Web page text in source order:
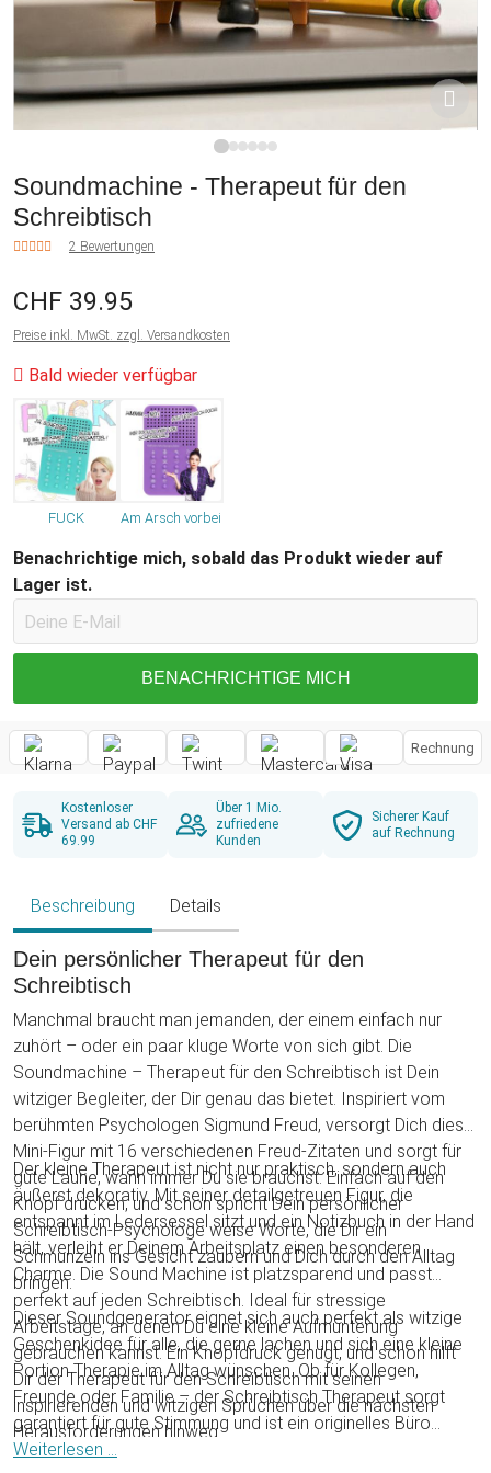
Soundmachine - Therapeut für den
Schreibtisch
2 Bewertungen
CHF 39.95
Preise inkl. MwSt. zzgl. Versandkosten
Bald wieder verfügbar
FUCK Am Arsch vorbei
Benachrichtige mich, sobald das Produkt wieder auf
Lager ist.
BENACHRICHTIGE MICH
Rechnung
Kostenloser
Versand ab CHF
69.99
Über 1 Mio.
zufriedene
Kunden
Sicherer Kauf
auf Rechnung
Beschreibung Details
Dein persönlicher Therapeut für den
Schreibtisch
Manchmal braucht man jemanden, der einem einfach nur
zuhört – oder ein paar kluge Worte von sich gibt. Die
Soundmachine – Therapeut für den Schreibtisch ist Dein
witziger Begleiter, der Dir genau das bietet. Inspiriert vom
berühmten Psychologen Sigmund Freud, versorgt Dich diese
Mini-Figur mit 16 verschiedenen Freud-Zitaten und sorgt für
gute Laune, wann immer Du sie brauchst. Einfach auf den
Knopf drücken, und schon spricht Dein persönlicher
Schreibtisch-Psychologe weise Worte, die Dir ein
Schmunzeln ins Gesicht zaubern und Dich durch den Alltag
bringen.
Der kleine Therapeut ist nicht nur praktisch, sondern auch
äußerst dekorativ. Mit seiner detailgetreuen Figur, die
entspannt im Ledersessel sitzt und ein Notizbuch in der Hand
hält, verleiht er Deinem Arbeitsplatz einen besonderen
Charme. Die Sound Machine ist platzsparend und passt
perfekt auf jeden Schreibtisch. Ideal für stressige
Arbeitstage, an denen Du eine kleine Aufmunterung
gebrauchen kannst. Ein Knopfdruck genügt, und schon hilft
Dir der Therapeut für den Schreibtisch mit seinen
inspirierenden und witzigen Sprüchen über die nächsten
Herausforderungen hinweg.
Dieser Soundgenerator eignet sich auch perfekt als witzige
Geschenkidee für alle, die gerne lachen und sich eine kleine
Portion Therapie im Alltag wünschen. Ob für Kollegen,
Freunde oder Familie – der Schreibtisch Therapeut sorgt
garantiert für gute Stimmung und ist ein originelles Büro
Accessoire für jeden Schreibtisch. Einfach zu bedienen und
Weiterlesen ...